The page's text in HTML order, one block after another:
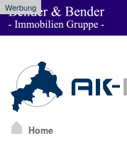
Werbung
Home